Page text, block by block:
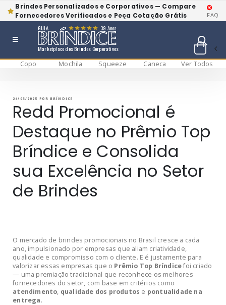
Brindes Personalizados e Corporativos — Compare
Fornecedores Verificados e Peça Cotação Grátis
FAQ
Marketplace dos Brindes Corporativos
GUIA 39 Anos
Copo Mochila Squeeze Caneca
Ver Todos
conteúdo
PUBLICADO
24/03/2025 PORBRÍNDICE
Redd Promocional é
Destaque no Prêmio Top
Bríndice e Consolida
sua Excelência no Setor
de Brindes
O mercado de brindes promocionais no Brasil cresce a cada
ano, impulsionado por empresas que aliam criatividade,
qualidade e compromisso com o cliente. E é justamente para
valorizar essas empresas que o Prêmio Top Bríndicefoi criado
— uma premiação tradicional que reconhece os melhores
fornecedores do setor, com base em critérios como
atendimento, qualidade dos produtos e pontualidade na
entrega.